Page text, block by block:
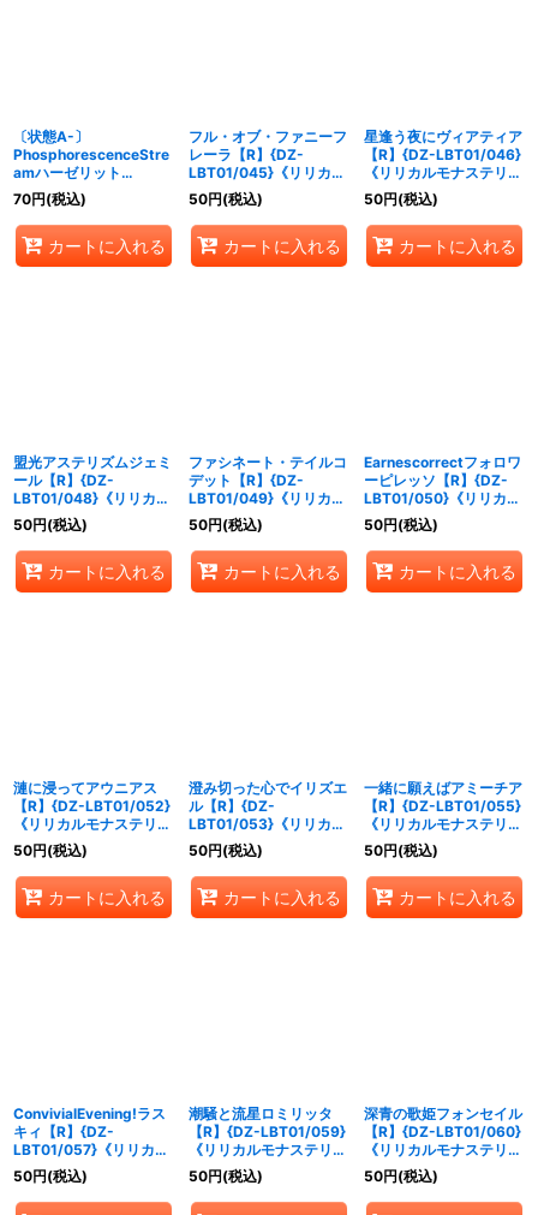
〔状態A-〕
PhosphorescenceStre
amハーゼリット
【RRR】{DZ-
LBT01/005}《リリカル
モナステリオ》
70円(税込)
カートに入れる
フル・オブ・ファニーフ
レーラ【R】{DZ-
LBT01/045}《リリカル
モナステリオ》
50円(税込)
カートに入れる
星逢う夜にヴィアティア
【R】{DZ-LBT01/046}
《リリカルモナステリ
オ》
50円(税込)
カートに入れる
盟光アステリズムジェミ
ール【R】{DZ-
LBT01/048}《リリカル
モナステリオ》
50円(税込)
カートに入れる
ファシネート・テイルコ
デット【R】{DZ-
LBT01/049}《リリカル
モナステリオ》
50円(税込)
カートに入れる
Earnescorrectフォロワ
ーピレッソ【R】{DZ-
LBT01/050}《リリカル
モナステリオ》
50円(税込)
カートに入れる
漣に浸ってアウニアス
【R】{DZ-LBT01/052}
《リリカルモナステリ
オ》
50円(税込)
カートに入れる
澄み切った心でイリズエ
ル【R】{DZ-
LBT01/053}《リリカル
モナステリオ》
50円(税込)
カートに入れる
一緒に願えばアミーチア
【R】{DZ-LBT01/055}
《リリカルモナステリ
オ》
50円(税込)
カートに入れる
ConvivialEvening!ラス
キィ【R】{DZ-
LBT01/057}《リリカル
モナステリオ》
50円(税込)
潮騒と流星ロミリッタ
【R】{DZ-LBT01/059}
《リリカルモナステリ
オ》
50円(税込)
深青の歌姫フォンセイル
【R】{DZ-LBT01/060}
《リリカルモナステリ
オ》
50円(税込)